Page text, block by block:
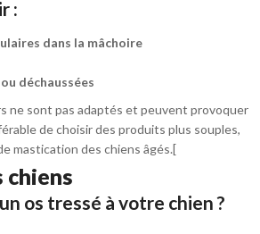
:
dans la mâchoire
déchaussées
ne sont pas adaptés et peuvent provoquer
de choisir des produits plus souples,
mastication des chiens âgés.[
chiens
os tressé à votre chien ?